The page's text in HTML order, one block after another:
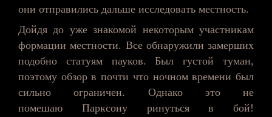
они отправились дальше исследовать местность.
Дойдя до уже знакомой некоторым участникам
формации местности. Все обнаружили замерших
подобно статуям пауков. Был густой туман,
поэтому обзор в почти что ночном времени был
сильно ограничен. Однако это не
помешаю Парксонуринуться в бой!